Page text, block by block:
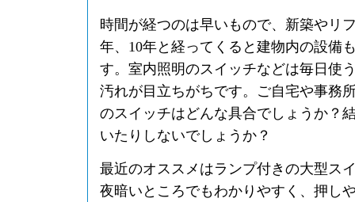
時間が経つのは早いもので、新築やリ
年、10年と経ってくると建物内の設備
す。室内照明のスイッチなどは毎日使
汚れが目立ちがちです。ご自宅や事務
のスイッチはどんな具合でしょうか？
いたりしないでしょうか？
最近のオススメはランプ付きの大型ス
夜暗いところでもわかりやすく、押し